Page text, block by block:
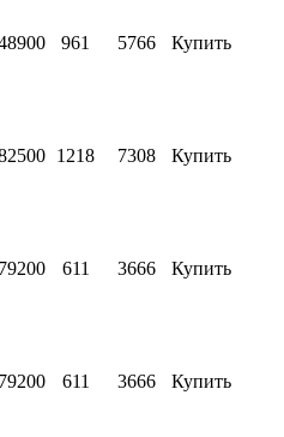
961 5766 Купить
1218 7308 Купить
611 3666 Купить
611 3666 Купить